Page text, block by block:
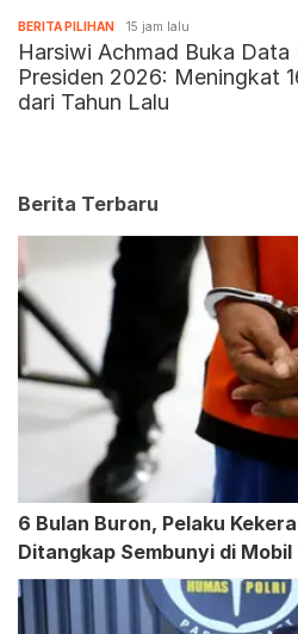
BERITA PILIHAN 15 jam lalu
Harsiwi Achmad Buka Data
Presiden 2026: Meningkat
dari Tahun Lalu
Berita Terbaru
6 Bulan Buron, Pelaku
Ditangkap Sembunyi di